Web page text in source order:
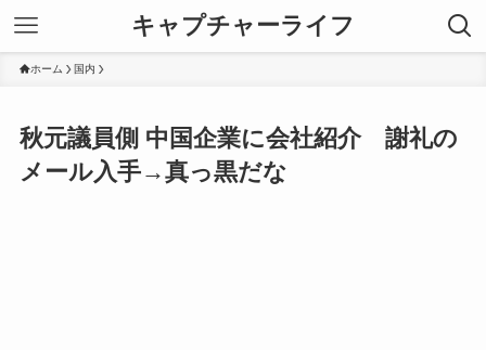
キャプチャーライフ
ホーム 国内
秋元議員側 中国企業に会社紹介 謝礼の
メール入手→真っ黒だな